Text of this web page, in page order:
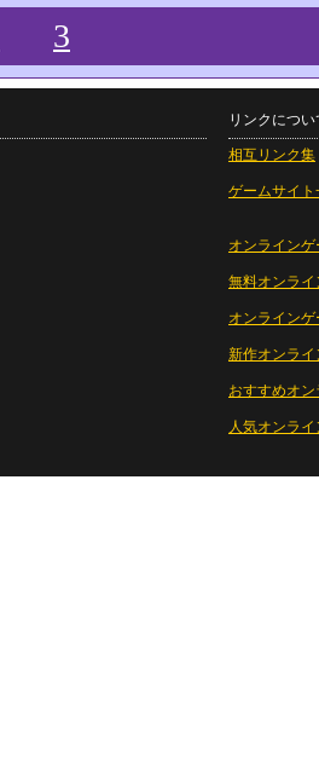
3
リンクについ
相互リンク集
ゲームサイト
オンラインゲ
無料オンライ
オンライン
新作オンライ
おすすめオ
人気オンラ